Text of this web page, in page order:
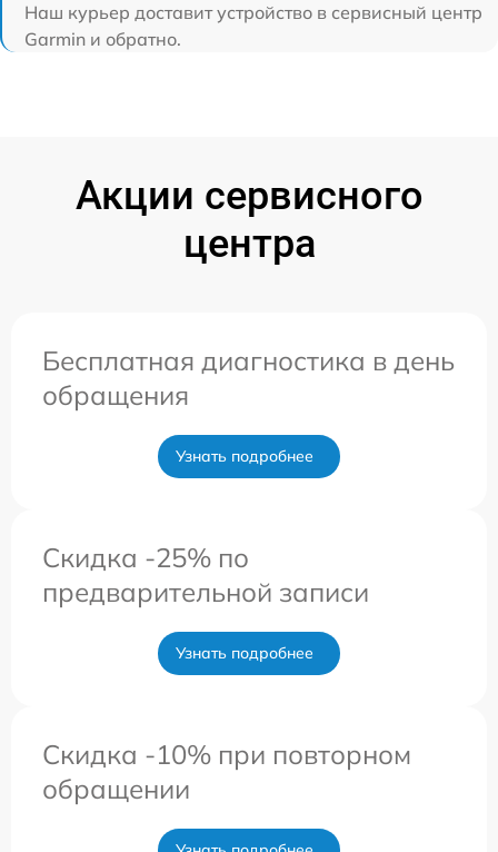
Наш курьер доставит устройство в сервисный центр
Garmin и обратно.
Акции сервисного
центра
Бесплатная диагностика в день
обращения
Узнать подробнее
Скидка -25% по
предварительной записи
Узнать подробнее
Скидка -10% при повторном
обращении